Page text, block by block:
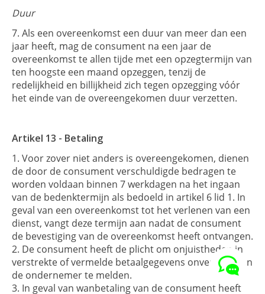
Duur
Als een overeenkomst een duur van meer dan een
jaar heeft, mag de consument na een jaar de
overeenkomst te allen tijde met een opzegtermijn van
ten hoogste een maand opzeggen, tenzij de
redelijkheid en billijkheid zich tegen opzegging vóór
het einde van de overeengekomen duur verzetten.
Artikel 13 - Betaling
Voor zover niet anders is overeengekomen, dienen
de door de consument verschuldigde bedragen te
worden voldaan binnen 7 werkdagen na het ingaan
van de bedenktermijn als bedoeld in artikel 6 lid 1. In
geval van een overeenkomst tot het verlenen van een
dienst, vangt deze termijn aan nadat de consument
de bevestiging van de overeenkomst heeft ontvangen.
De consument heeft de plicht om onjuistheden in
verstrekte of vermelde betaalgegevens onverwijld aan
de ondernemer te melden.
In geval van wanbetaling van de consument heeft